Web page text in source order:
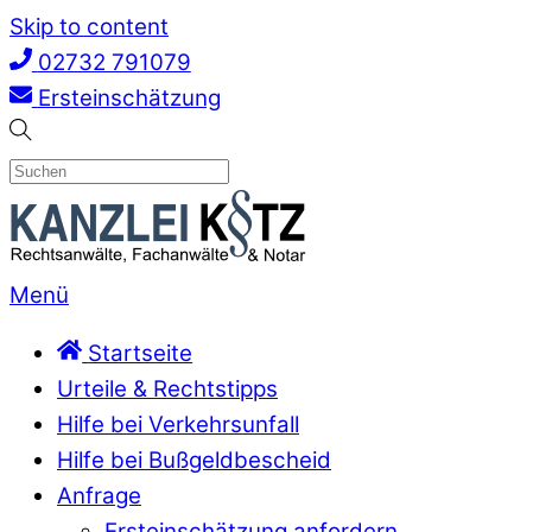
Skip to content
02732 791079
Ersteinschätzung
Menü
Startseite
Urteile & Rechtstipps
Hilfe bei Verkehrsunfall
Hilfe bei Bußgeldbescheid
Anfrage